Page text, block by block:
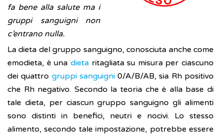
fa bene alla salute ma i
gruppi sanguigni non
c’entrano nulla.
La dieta del gruppo sanguigno, conosciuta anche come
emodieta, è una dietaritagliata su misura per ciascuno
dei quattro gruppi sanguigni0/A/B/AB, sia Rh positivo
che Rh negativo. Secondo la teoria che è alla base di
tale dieta, per ciascun gruppo sanguigno gli alimenti
sono distinti in benefici, neutri e nocivi. Lo stesso
alimento, secondo tale impostazione, potrebbe essere